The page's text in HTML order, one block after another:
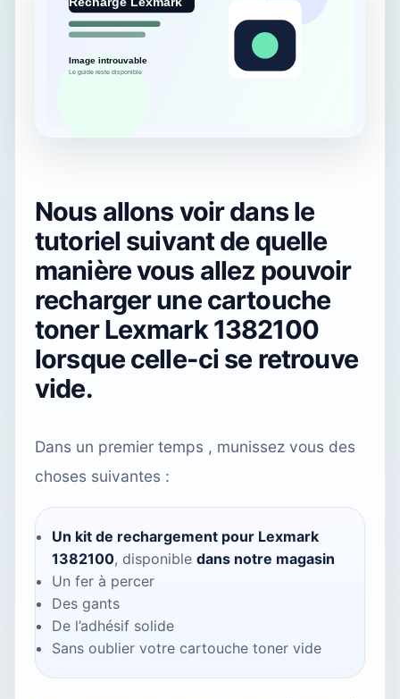
Nous allons voir dans le
tutoriel suivant de quelle
manière vous allez pouvoir
recharger une cartouche
toner Lexmark 1382100
lorsque celle-ci se retrouve
vide.
Dans un premier temps , munissez vous des
choses suivantes :
Un kit de rechargement pour Lexmark
1382100, disponible dans notre magasin
Un fer à percer
Des gants
De l’adhésif solide
Sans oublier votre cartouche toner vide